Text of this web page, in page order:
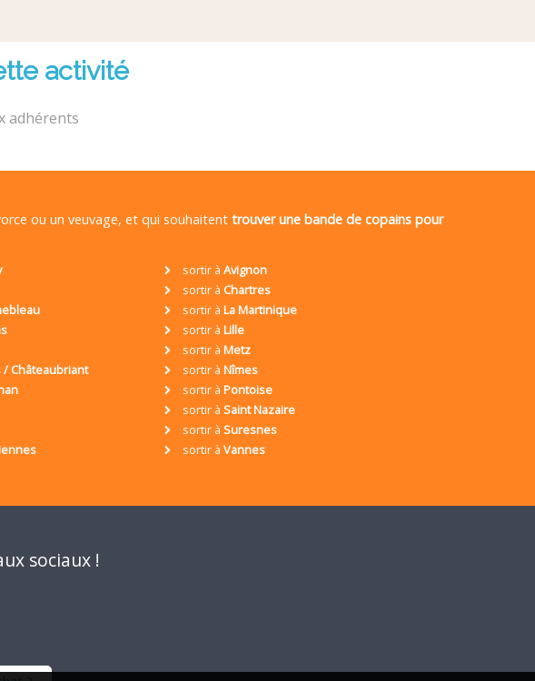
activité
adhérents
ou un veuvage, et qui souhaitent trouver une bande de copains pour
sortir à Avignon
sortir à Chartres
sortir à La Martinique
sortir à Lille
sortir à Metz
/ Châteaubriant sortir à Nîmes
sortir à Pontoise
sortir à Saint Nazaire
sortir à Suresnes
sortir à Vannes
sociaux !